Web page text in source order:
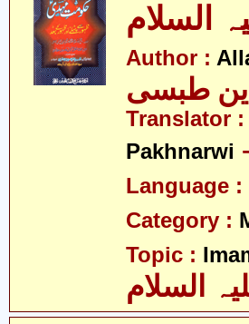
السلام
Author :
طبسی
Translator :
Pakhnarwi
Language :
Category :
Topic :
السلام